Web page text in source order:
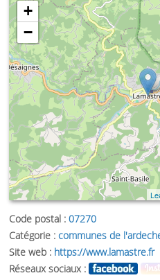
+
−
Code postal : 07270
Catégorie : communes de
Site web : https://www.lamastre.fr
Réseaux sociaux :